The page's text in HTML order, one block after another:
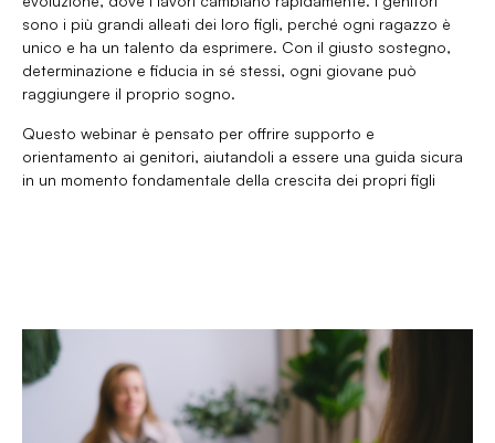
sono i più grandi alleati dei loro figli, perché ogni ragazzo è
unico e ha un talento da esprimere. Con il giusto sostegno,
determinazione e fiducia in sé stessi, ogni giovane può
raggiungere il proprio sogno.
Questo webinar è pensato per offrire supporto e
orientamento ai genitori, aiutandoli a essere una guida sicura
in un momento fondamentale della crescita dei propri figli